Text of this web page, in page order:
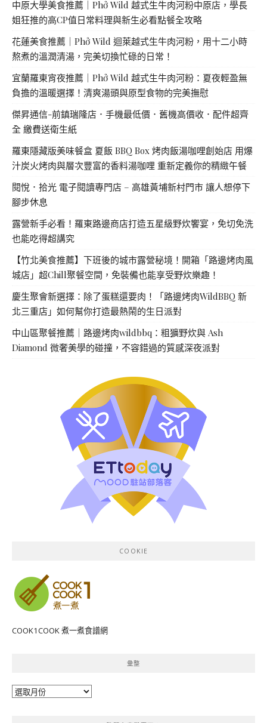
中原大學美食推薦｜Phở Wild 越式生牛肉河粉中原店，學長
姐狂推的高CP值日常料理與新生必看點餐全攻略
花蓮美食推薦｜Phở Wild 迴萊越式生牛肉河粉，用十二小時
熬煮的溫潤清湯，完美切換忙碌的日常！
宜蘭羅東宵夜推薦｜Phở Wild 越式生牛肉河粉：夏夜輕盈無
負擔的溫暖選擇！清爽湯頭與原型食物的完美撫慰
傑昇通信-前鎮瑞隆店．手機最低價．舊機高價收．配件超齊
全 繳費送衛生紙
羅東隱藏版美味餐盒 夏飯 BBQ Box 烤肉飯湯咖哩創始店 用爆
汁炭火烤肉與層次豐富的香料湯咖哩 重新定義你的精緻午餐
閱悅．拾光 電子閱讀專門店 – 高雄黃埔新村門市 讓人想停下
腳步休息
露營新手必看！羅東路邊商店打造五星級野炊饗宴，免切免洗
也能吃得超講究
【竹北美食推薦】下班後的城市露營秘境！開箱「路邊烤肉風
城店」超Chill聚餐空間，免裝備也能享受野炊樂趣！
慶生聚會新選擇：除了蛋糕還要肉！「路邊烤肉WildBBQ 新
北三重店」如何幫你打造最熱鬧的生日派對
中山區聚餐推薦｜路邊烤肉wildbbq：粗獷野炊與 Ash
Diamond 微奢美學的碰撞，不容錯過的質感深夜派對
COOKIE
COOK1COOK 煮一煮食譜網
彙整
彙